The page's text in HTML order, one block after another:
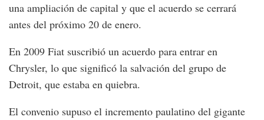
una ampliación de capital y que el acuerdo se cerrará
antes del próximo 20 de enero.
En 2009 Fiat suscribió un acuerdo para entrar en
Chrysler, lo que significó la salvación del grupo de
Detroit, que estaba en quiebra.
El convenio supuso el incremento paulatino del gigante